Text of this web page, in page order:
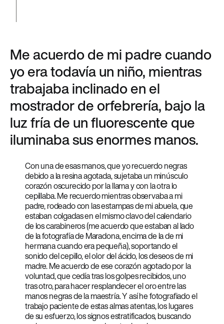
Me acuerdo de mi padre cuando
yo era todavía un niño, mientras
trabajaba inclinado en el
mostrador de orfebrería, bajo la
luz fría de un fluorescente que
iluminaba sus enormes manos.
Con una de esas manos, que yo recuerdo negras
debido a la resina agotada, sujetaba un minúsculo
corazón oscurecido por la llama y con la otra lo
cepillaba. Me recuerdo mientras observaba a mi
padre, rodeado con las estampas de mi abuela, que
estaban colgadas en el mismo clavo del calendario
de los carabineros (me acuerdo que estaban al lado
de la fotografía de Maradona, encima de la de mi
hermana cuando era pequeña), soportando el
sonido del cepillo, el olor del ácido, los deseos de mi
madre. Me acuerdo de ese corazón agotado por la
voluntad, que cedía tras los golpes recibidos, uno
tras otro, para hacer resplandecer el oro entre las
manos negras de la maestría. Y así he fotografiado el
trabajo paciente de estas almas atentas, los lugares
de su esfuerzo, los signos estratificados, buscando